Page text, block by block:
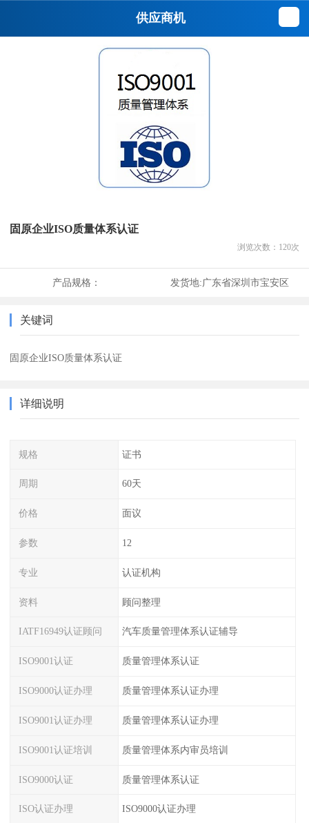
供应商机
固原企业ISO质量体系认证
浏览次数： 120次
产品规格： 发货地:广东省深圳市宝安区
关键词
固原企业ISO质量体系认证
详细说明
规格 证书
周期 60天
价格 面议
参数 12
专业 认证机构
资料 顾问整理
IATF16949认证顾问 汽车质量管理体系认证辅导
ISO9001认证 质量管理体系认证
ISO9000认证办理 质量管理体系认证办理
ISO9001认证办理 质量管理体系认证办理
ISO9001认证培训 质量管理体系内审员培训
ISO9000认证 质量管理体系认证
ISO认证办理 ISO9000认证办理